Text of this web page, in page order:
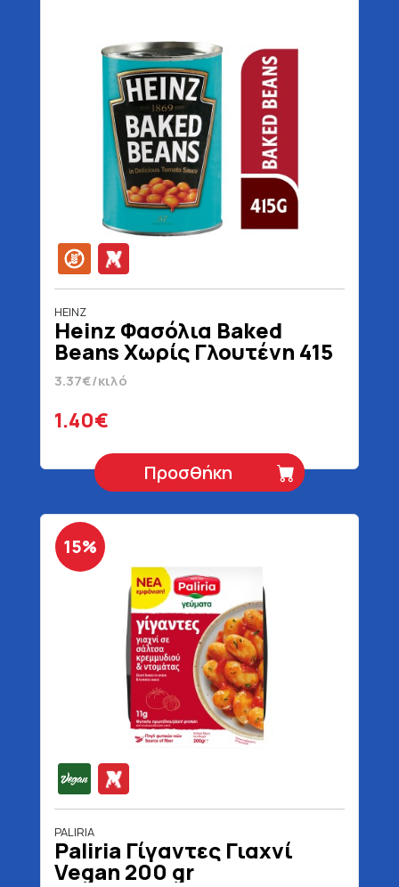
HEINZ
Heinz Φασόλια Baked
Beans Χωρίς Γλουτένη 415
gr
3.37€/κιλό
1.40€
Προσθήκη
15%
PALIRIA
Paliria Γίγαντες Γιαχνί
Vegan 200 gr